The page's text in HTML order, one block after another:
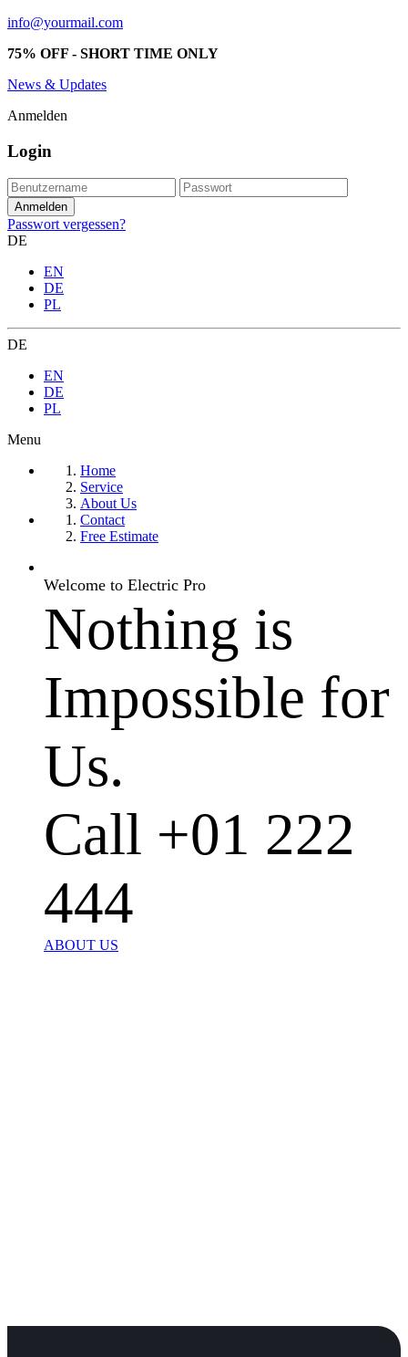
info@yourmail.com
75% OFF - SHORT TIME ONLY
News & Updates
Anmelden
Login
Passwort vergessen?
DE
EN
DE
PL
DE
EN
DE
PL
Menu
Home
Service
About Us
Contact
Free Estimate
Welcome to Electric Pro
Nothing is
Impossible for
Us.
Call +01 222
444
ABOUT US